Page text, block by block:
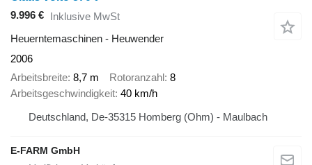
9.996 € Inklusive MwSt
Heuerntemaschinen - Heuwender
2006
Arbeitsbreite 8,7 m Rotoranzahl 8
Arbeitsgeschwindigkeit 40 km/h
Deutschland, De-35315 Homberg (Ohm) - Maulbach
E-FARM GmbH